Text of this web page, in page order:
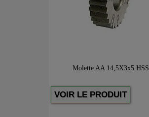
Molette AA 14,5X3x5 HSS
VOIR LE PRODUIT